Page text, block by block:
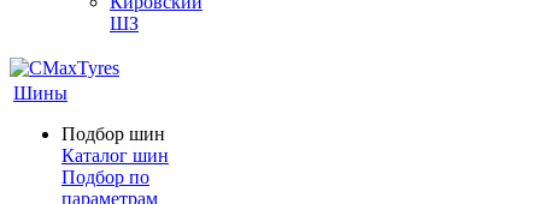
ШЗ
Шины
Подбор шин
Каталог шин
Подбор по
параметрам